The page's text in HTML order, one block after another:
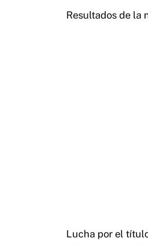
Resultados de la
Lucha por el